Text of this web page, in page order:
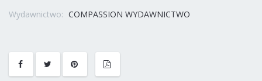
Wydawnictwo: COMPASSION WYDAWNICTWO